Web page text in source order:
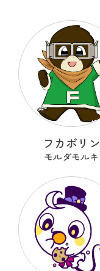
フカボリン
モルダモルキ